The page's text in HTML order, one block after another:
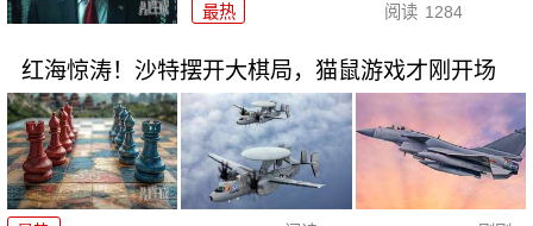
最热 阅读 1284
红海惊涛！沙特摆开大棋局，猫鼠游戏才刚开场